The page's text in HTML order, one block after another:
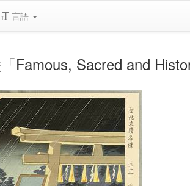
言語
Famous, Sacred and